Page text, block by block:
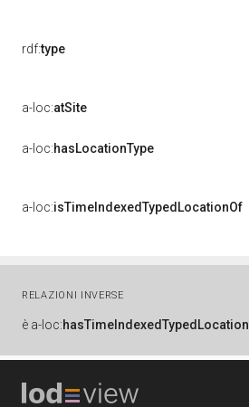
rdf:type
a-loc:atSite
a-loc:hasLocationType
a-loc:isTimeIndexedTypedLocationOf
RELAZIONI INVERSE
è a-loc:hasTimeIndexedTypedLocation